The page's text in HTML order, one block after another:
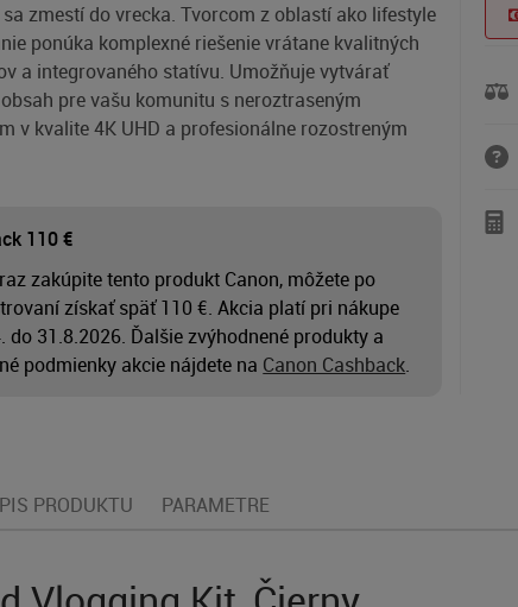
zmestí do vrecka. Tvorcom z oblastí ako lifestyle
ponúka komplexné riešenie vrátane kvalitných
a integrovaného statívu. Umožňuje vytvárať
pre vašu komunitu s neroztraseným
v kvalite 4K UHD a profesionálne rozostreným
110 €
zakúpite tento produkt Canon, môžete po
získať späť 110 €. Akcia platí pri nákupe
do 31.8.2026. Ďalšie zvýhodnené produkty a
podmienky akcie nájdete na Canon Cashback.
PRODUKTU PARAMETRE